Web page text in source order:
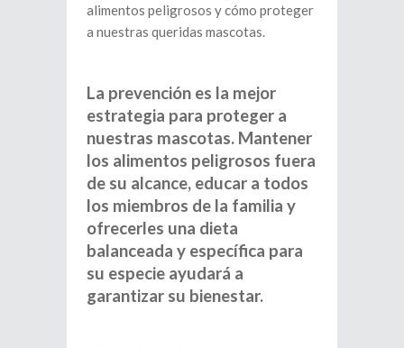
alimentos peligrosos y cómo proteger
a nuestras queridas mascotas.
La prevención es la mejor
estrategia para proteger a
nuestras mascotas. Mantener
los alimentos peligrosos fuera
de su alcance, educar a todos
los miembros de la familia y
ofrecerles una dieta
balanceada y específica para
su especie ayudará a
garantizar su bienestar.